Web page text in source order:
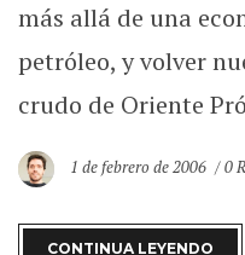
más allá de una
petróleo, y volver
crudo de Oriente
1 de febrero de 2006 0
CONTINUA LEYENDO